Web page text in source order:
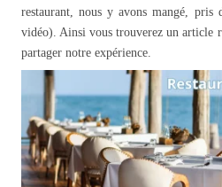
restaurant, nous y avons mangé, pris
vidéo). Ainsi vous trouverez un article
partager notre expérience.